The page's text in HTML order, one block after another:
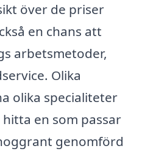
över de priser
en chans att
arbetsmetoder,
Olika
olika specialiteter
en som passar
genomförd